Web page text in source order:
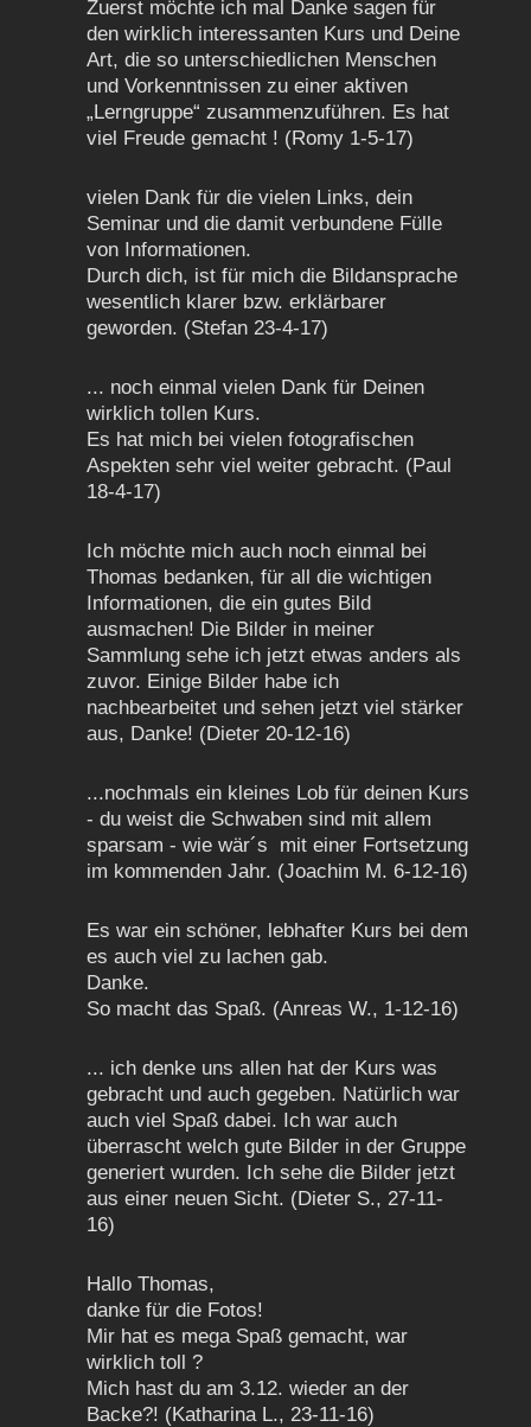
Zuerst möchte ich mal Danke sagen für
den wirklich interessanten Kurs und Deine
Art, die so unterschiedlichen Menschen
und Vorkenntnissen zu einer aktiven
„Lerngruppe“ zusammenzuführen. Es hat
viel Freude gemacht ! (Romy 1-5-17)
vielen Dank für die vielen Links, dein
Seminar und die damit verbundene Fülle
von Informationen.
Durch dich, ist für mich die Bildansprache
wesentlich klarer bzw. erklärbarer
geworden. (Stefan 23-4-17)
... noch einmal vielen Dank für Deinen
wirklich tollen Kurs.
Es hat mich bei vielen fotografischen
Aspekten sehr viel weiter gebracht. (Paul
18-4-17)
Ich möchte mich auch noch einmal bei
Thomas bedanken, für all die wichtigen
Informationen, die ein gutes Bild
ausmachen! Die Bilder in meiner
Sammlung sehe ich jetzt etwas anders als
zuvor. Einige Bilder habe ich
nachbearbeitet und sehen jetzt viel stärker
aus, Danke! (Dieter 20-12-16)
...nochmals ein kleines Lob für deinen Kurs
- du weist die Schwaben sind mit allem
sparsam - wie wär´s mit einer Fortsetzung
im kommenden Jahr. (Joachim M. 6-12-16)
Es war ein schöner, lebhafter Kurs bei dem
es auch viel zu lachen gab.
Danke.
So macht das Spaß. (Anreas W., 1-12-16)
... ich denke uns allen hat der Kurs was
gebracht und auch gegeben. Natürlich war
auch viel Spaß dabei. Ich war auch
überrascht welch gute Bilder in der Gruppe
generiert wurden. Ich sehe die Bilder jetzt
aus einer neuen Sicht. (Dieter S., 27-11-
16)
Hallo Thomas,
danke für die Fotos!
Mir hat es mega Spaß gemacht, war
wirklich toll ?
Mich hast du am 3.12. wieder an der
Backe?! (Katharina L., 23-11-16)